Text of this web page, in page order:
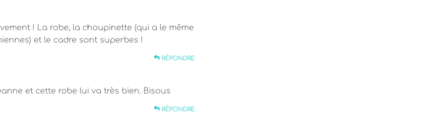
! La robe, la choupinette (qui a le même
et le cadre sont superbes !
RÉPONDRE
et cette robe lui va très bien. Bisous
RÉPONDRE